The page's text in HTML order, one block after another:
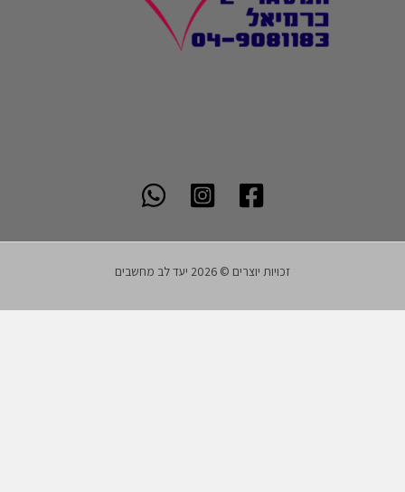
זכויות יוצרים © 2026 יעד לב מחשבים